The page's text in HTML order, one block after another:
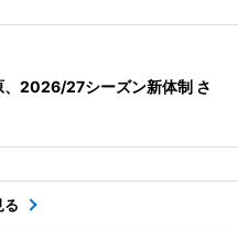
、2026/27シーズン新体制 さ
る